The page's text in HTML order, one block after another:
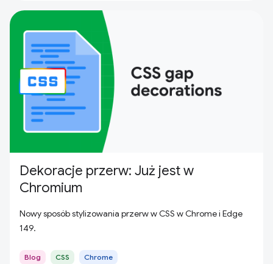
Dekoracje przerw: Już jest w
Chromium
Nowy sposób stylizowania przerw w CSS w Chrome i Edge
149.
Blog CSS Chrome